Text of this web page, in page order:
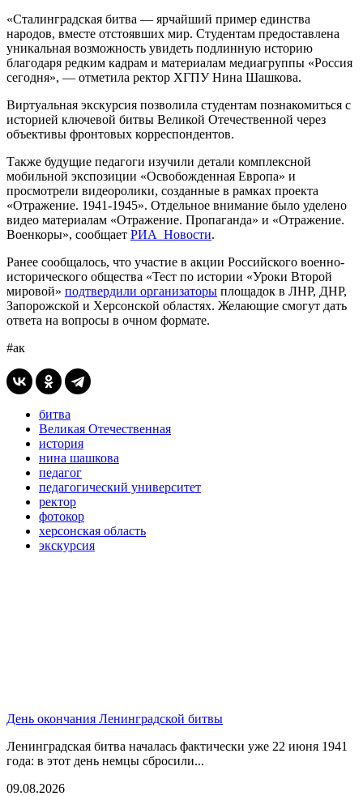
«Сталинградская битва — ярчайший пример единства
народов, вместе отстоявших мир. Студентам предоставлена
уникальная возможность увидеть подлинную историю
благодаря редким кадрам и материалам медиагруппы «Россия
сегодня», — отметила ректор ХГПУ Нина Шашкова.
Виртуальная экскурсия позволила студентам познакомиться с
историей ключевой битвы Великой Отечественной через
объективы фронтовых корреспондентов.
Также будущие педагоги изучили детали комплексной
мобильной экспозиции «Освобожденная Европа» и
просмотрели видеоролики, созданные в рамках проекта
«Отражение. 1941-1945». Отдельное внимание было уделено
видео материалам «Отражение. Пропаганда» и «Отражение.
Военкоры», сообщает РИА Новости.
Ранее сообщалось, что участие в акции Российского военно-
исторического общества «Тест по истории «Уроки Второй
мировой» подтвердили организаторы площадок в ЛНР, ДНР,
Запорожской и Херсонской областях. Желающие смогут дать
ответа на вопросы в очном формате.
#ак
битва
Великая Отечественная
история
нина шашкова
педагог
педагогический университет
ректор
фотокор
херсонская область
экскурсия
День окончания Ленинградской битвы
Ленинградская битва началась фактически уже 22 июня 1941
года: в этот день немцы сбросили...
09.08.2026